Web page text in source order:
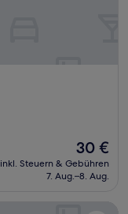
Der
Preis
beträgt
30 €
inkl. Steuern & Gebühren
7. Aug.–8. Aug.